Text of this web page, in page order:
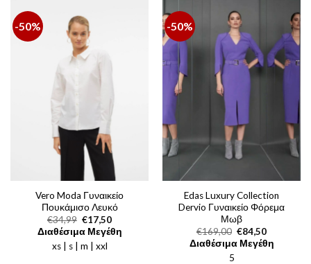
-50%
Vero Moda Γυναικείο
Πουκάμισο Λευκό
€34,99 Original
price
was:
€34,99.
€17,50Η
τρέχουσα
τιμή
Διαθέσιμα Μεγέθη
xs | s | m | xxl
-50%
Edas Luxury Collection
Dervio Γυναικείο Φόρεμα
Μωβ
€169,00 Original
price
was:
€84,50Η
τρέχουσα
τιμή
Διαθέσιμα Μεγέθη
5